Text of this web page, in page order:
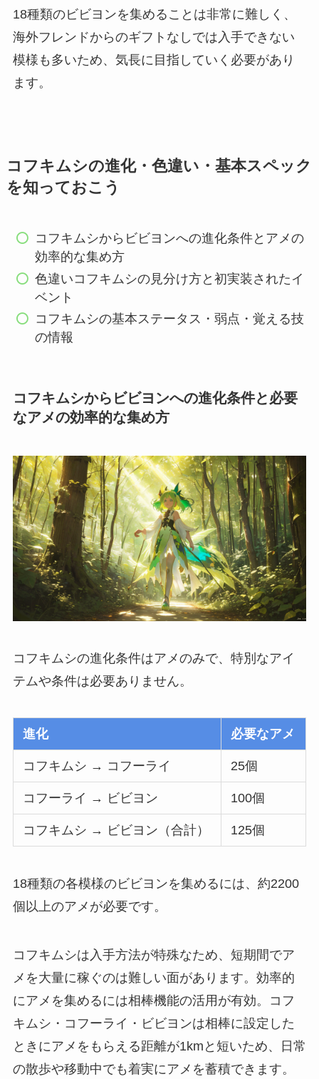
18種類のビビヨンを集めることは非常に難しく、
海外フレンドからのギフトなしでは入手できない
模様も多いため、気長に目指していく必要があり
ます。
コフキムシの進化・色違い・基本スペック
を知っておこう
コフキムシからビビヨンへの進化条件とアメの
効率的な集め方
色違いコフキムシの見分け方と初実装されたイ
ベント
コフキムシの基本ステータス・弱点・覚える技
の情報
コフキムシからビビヨンへの進化条件と必要
なアメの効率的な集め方
コフキムシの進化条件はアメのみで、特別なアイ
テムや条件は必要ありません。
進化 必要なアメ
コフキムシ → コフーライ 25個
コフーライ → ビビヨン 100個
コフキムシ → ビビヨン（合計） 125個
18種類の各模様のビビヨンを集めるには、約2200
個以上のアメが必要です。
コフキムシは入手方法が特殊なため、短期間でア
メを大量に稼ぐのは難しい面があります。効率的
にアメを集めるには相棒機能の活用が有効。コフ
キムシ・コフーライ・ビビヨンは相棒に設定した
ときにアメをもらえる距離が1kmと短いため、日常
の散歩や移動中でも着実にアメを蓄積できます。